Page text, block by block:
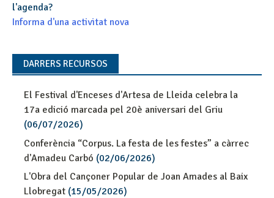
l'agenda?
Informa d'una activitat nova
DARRERS RECURSOS
El Festival d'Enceses d'Artesa de Lleida celebra la
17a edició marcada pel 20è aniversari del Griu
(06/07/2026)
Conferència “Corpus. La festa de les festes” a càrrec
d'Amadeu Carbó (02/06/2026)
L'Obra del Cançoner Popular de Joan Amades al Baix
Llobregat (15/05/2026)